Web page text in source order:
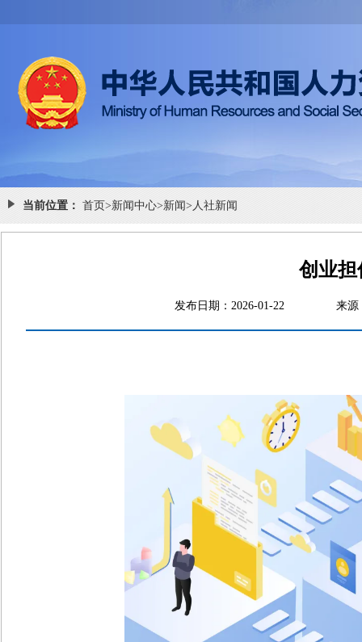
当前位置： 首页>新闻中心>新闻> 人社新闻
创业担
发布日期：2026-01-22 来